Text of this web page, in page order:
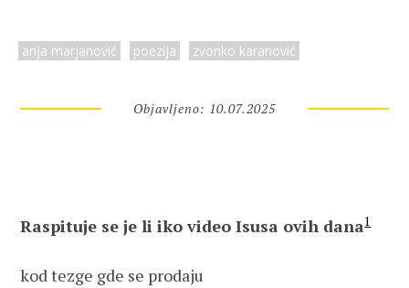
anja marjanović poezija zvonko karanović
Objavljeno: 10.07.2025
Raspituje se je li iko video Isusa ovih dana1
kod tezge gde se prodaju